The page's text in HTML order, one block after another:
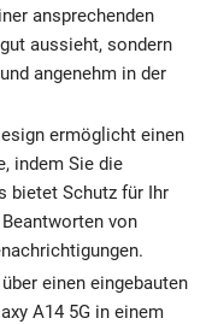
ansprechenden
aussieht, sondern
angenehm in der
ermöglicht einen
indem Sie die
bietet Schutz für Ihr
von
einen eingebauten
A14 5G in einem